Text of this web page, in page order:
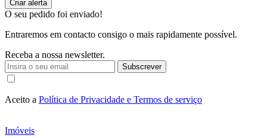
O seu pedido foi enviado!
Entraremos em contacto consigo o mais rapidamente possível.
Receba a nossa newsletter.
Subscrever
Aceito a Política de Privacidade e Termos de serviço
Imóveis